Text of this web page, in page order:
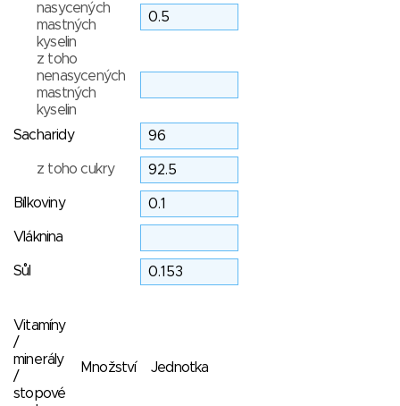
nasycených
mastných
kyselin
z toho
nenasycených
mastných
kyselin
Sacharidy
z toho cukry
Bílkoviny
Vláknina
Sůl
Vitamíny
/
minerály
/
stopové
Množství Jednotka